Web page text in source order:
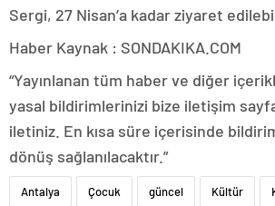
Sergi, 27 Nisan’a kadar ziyaret
Haber Kaynak : SONDAKIKA.COM
“Yayınlanan tüm haber ve diğer
yasal bildirimlerinizi bize iletişim
iletiniz. En kısa süre içerisinde
dönüş sağlanılacaktır.”
Antalya Çocuk güncel Kültür